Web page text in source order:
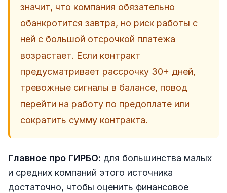
значит, что компания обязательно
обанкротится завтра, но риск работы с
ней с большой отсрочкой платежа
возрастает. Если контракт
предусматривает рассрочку 30+ дней,
тревожные сигналы в балансе, повод
перейти на работу по предоплате или
сократить сумму контракта.
Главное про ГИРБО: для большинства малых
и средних компаний этого источника
достаточно, чтобы оценить финансовое